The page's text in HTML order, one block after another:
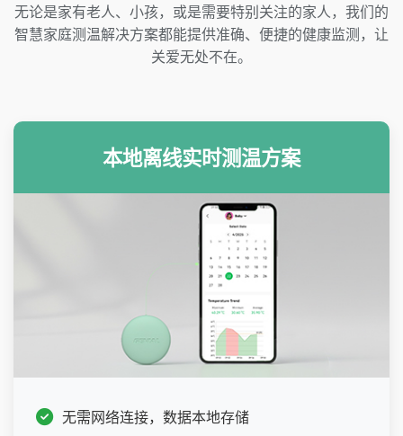
无论是家有老人、小孩，或是需要特别关注的家人，我们的
智慧家庭测温解决方案都能提供准确、便捷的健康监测，让
关爱无处不在。
本地离线实时测温方案
无需网络连接，数据本地存储